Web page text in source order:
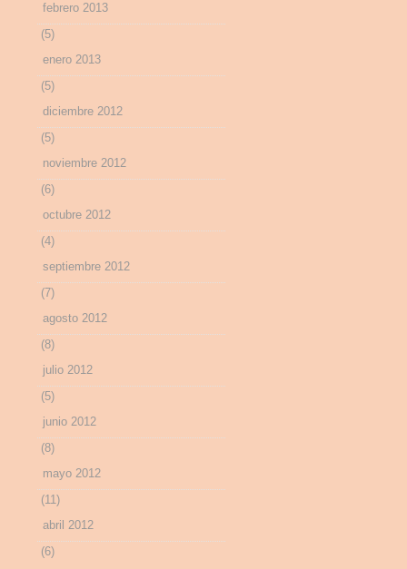
febrero 2013
(5)
enero 2013
(5)
diciembre 2012
(5)
noviembre 2012
(6)
octubre 2012
(4)
septiembre 2012
(7)
agosto 2012
(8)
julio 2012
(5)
junio 2012
(8)
mayo 2012
(11)
abril 2012
(6)